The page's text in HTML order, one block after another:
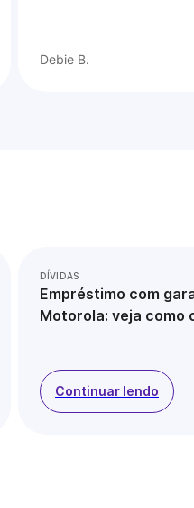
Debie B.
DÍVIDAS
Empréstimo com
Motorola: veja como
Continuar lendo